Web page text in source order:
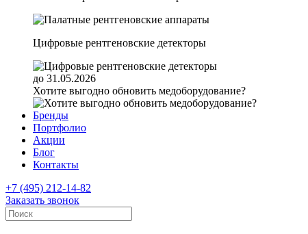
Цифровые рентгеновские детекторы
до 31.05.2026
Хотите выгодно обновить медоборудование?
Бренды
Портфолио
Акции
Блог
Контакты
+7 (495) 212-14-82
Заказать звонок